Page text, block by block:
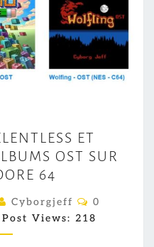
ET
OST SUR
64
Cyborgjeff
C
M
0
Post Views: 218